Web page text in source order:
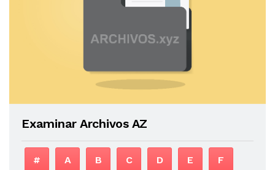
Examinar Archivos AZ
# A B C D E F